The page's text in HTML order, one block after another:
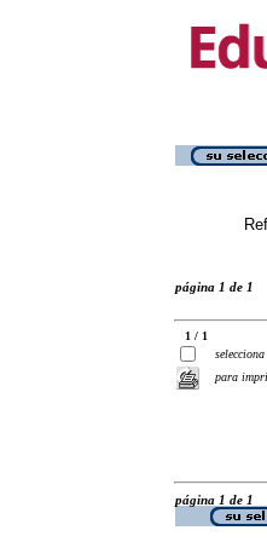
página 1 de 1
1 / 1
selecciona
para
página 1 de 1